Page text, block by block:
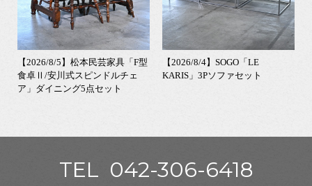
【2026/8/5】松本民芸家具「F型
食卓Ⅱ/安川式スピンドルチェ
ア」ダイニング5点セット
【2026/8/4】SOGO「LE
KARIS」3Pソファセット
TEL 042-306-6418